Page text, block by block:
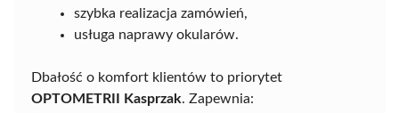
szybka realizacja zamówień,
usługa naprawy okularów.
Dbałość o komfort klientów to priorytet
OPTOMETRII Kasprzak. Zapewnia: